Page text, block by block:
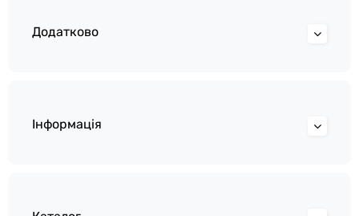
Додатково
Інформація